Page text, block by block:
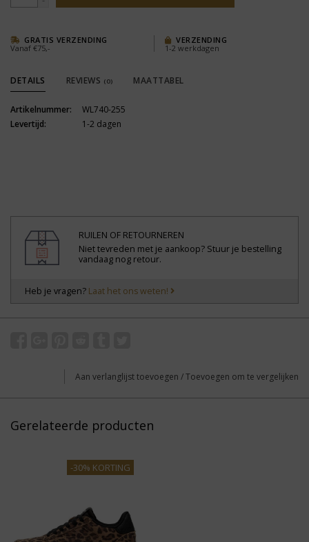
GRATIS VERZENDING
Vanaf €75,-
VERZENDING
1-2 werkdagen
DETAILS REVIEWS (0) MAATTABEL
Artikelnummer:
WL740-255
Levertijd:
1-2 dagen
RUILEN OF RETOURNEREN
Niet tevreden met je aankoop? Stuur je bestelling
vandaag nog retour.
Heb je vragen? Laat het ons weten!
Aan verlanglijst toevoegen /Toevoegen om te vergelijken
Gerelateerde producten
-30% KORTING